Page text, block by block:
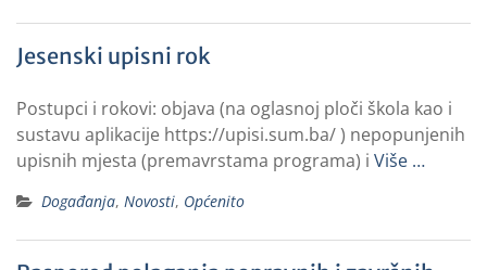
Jesenski upisni rok
Postupci i rokovi: objava (na oglasnoj ploči škola kao i
sustavu aplikacije https://upisi.sum.ba/ ) nepopunjenih
upisnih mjesta (premavrstama programa) i Više …
Događanja, Novosti, Općenito